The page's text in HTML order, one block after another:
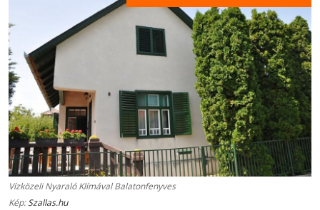
Vízközeli Nyaraló Klímával Balatonfenyves
Kép:Szallas.hu